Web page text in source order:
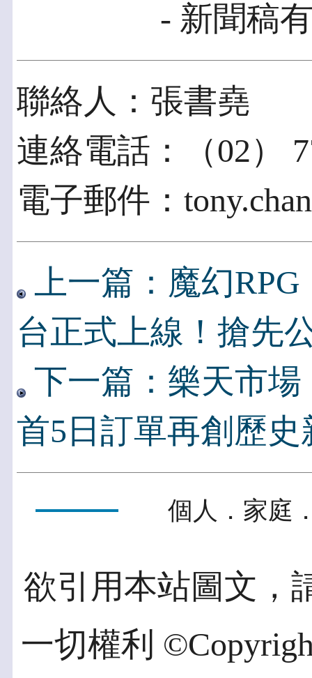
- 新聞稿
聯絡人：張書堯
連絡電話：（02）
電子郵件：
上一篇：魔幻
台正式上線！搶先
下一篇：樂天市
首5日訂單再創歷史
個人．家庭
欲引用本站圖文，
一切權利